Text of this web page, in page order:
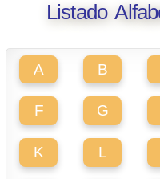
Listado
A B
F G
K L